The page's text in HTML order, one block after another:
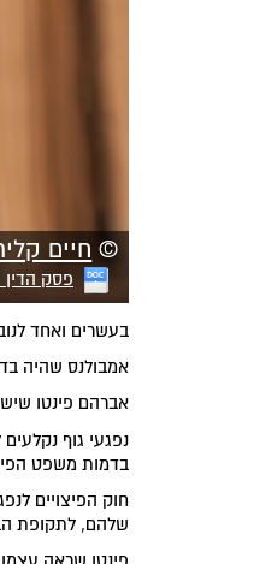
© חיים
פסק
בעשרים ואחד לנובמבר 2002 ארע פיגוע טרור בקרית
אמבולנס שהיה
אברהם פינטו
נפגעי גוף
בדמות משפט
חוק הפיצויים
שלהם, לתקופת